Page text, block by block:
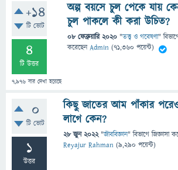
+14
টি ভোট
4
টি উত্তর
7,976 বার দেখা হয়েছে
অল্প বয়সে চুল পেকে যায়
চুল পাকলে কী করা উচিত?
08 ফেব্রুয়ারি 2020 "তত্ত্ব ও গবেষণা"
করেছেনAdmin (71,360 পয়েন্ট)
0
টি ভোট
1
উত্তর
কিছু জাতের আম পাঁকার
লাগে কেন?
28 জুন 2022 "জীববিজ্ঞান" বিভাগে জিজ্ঞাসা
Reyajur Rahman (9,290 পয়েন্ট)